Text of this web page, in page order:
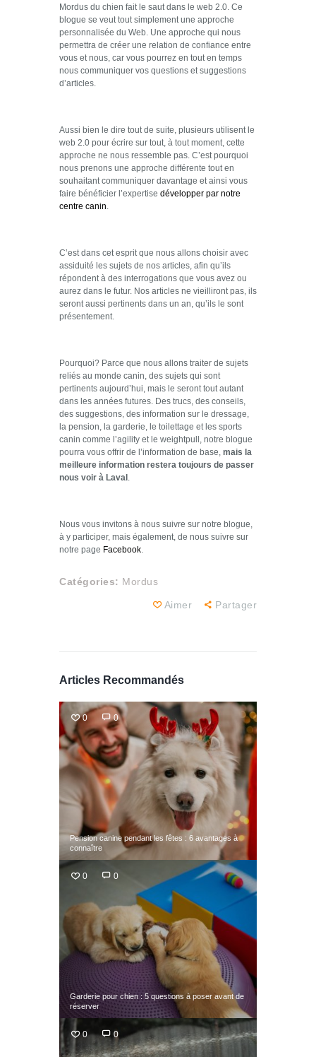
Mordus du chien fait le saut dans le web 2.0. Ce
blogue se veut tout simplement une approche
personnalisée du Web. Une approche qui nous
permettra de créer une relation de confiance entre
vous et nous, car vous pourrez en tout en temps
nous communiquer vos questions et suggestions
d’articles.
Aussi bien le dire tout de suite, plusieurs utilisent le
web 2.0 pour écrire sur tout, à tout moment, cette
approche ne nous ressemble pas. C’est pourquoi
nous prenons une approche différente tout en
souhaitant communiquer davantage et ainsi vous
faire bénéficier l’expertise développer par notre
centre canin.
C’est dans cet esprit que nous allons choisir avec
assiduité les sujets de nos articles, afin qu’ils
répondent à des interrogations que vous avez ou
aurez dans le futur. Nos articles ne vieilliront pas, ils
seront aussi pertinents dans un an, qu’ils le sont
présentement.
Pourquoi? Parce que nous allons traiter de sujets
reliés au monde canin, des sujets qui sont
pertinents aujourd’hui, mais le seront tout autant
dans les années futures. Des trucs, des conseils,
des suggestions, des information sur le dressage,
la pension, la garderie, le toilettage et les sports
canin comme l’agility et le weightpull, notre blogue
pourra vous offrir de l’information de base, mais la
meilleure information restera toujours de passer
nous voir à Laval .
Nous vous invitons à nous suivre sur notre blogue,
à y participer, mais également, de nous suivre sur
notre page Facebook.
Catégories: Mordus
Aimer Partager
Articles Recommandés
0 0
Pension canine pendant les fêtes : 6 avantages à
connaître
0 0
Garderie pour chien : 5 questions à poser avant de
réserver
0 0